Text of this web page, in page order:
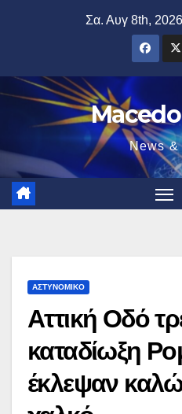
Σα. Αυγ 8th, 2026
News &
ΑΣΤΥΝΟΜΙΚΌ
Αττική Οδό
καταδίωξη
έκλεψαν